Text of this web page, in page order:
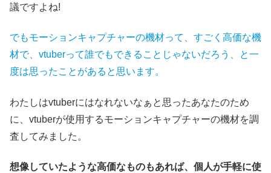
議ですよね!
でもモーションキャプチャーの機材って、すごく高価な機
材で、vtuberって誰でもできることじゃないだろう、と一
度は思ったことがあると思います。
わたしはvtuberにはなれないなぁと思ったあなたのため
に、vtuberが使用するモーションキャプチャーの機材を調
査してみました。
想像していたような高価なものもあれば、個人が手軽に使